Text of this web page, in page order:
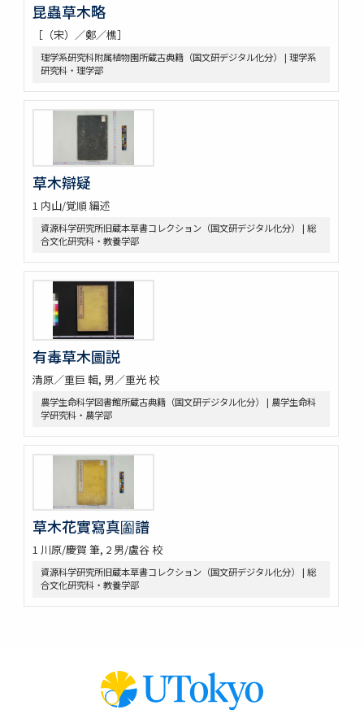
遠西醫方名物考 36巻補遺9巻
延喜式 50巻
資源科学研究所旧蔵本草書コレクション（国文研デジタル化分）
神農本草経
紹興校定經史證類備急本草 / 王繼先[ほか編]
本草綱目 52巻序目1巻圖3巻瀕湖脉學1巻奇經八脉攷1巻脉訣攷證1巻
坿本草綱目拾遺10巻坿本草萬方鍼線8巻 / (明) 李時珍撰輯 ; (清) 呉毓
本草求眞 12巻序目圖1巻 / (清) 黄宮繍纂呈 ; (清) 黄宮黻校訂 ; (清)
黄學昌 [ほか] 校字
本草和名索引
本草從新 18巻總義1巻 / (清) 呉儀洛 [撰]
袖珍鑑本草綱目 / [前田利保著]
三物考
大成真寫譜
紫藤園攷證 / 源翠嶽鑒定
有毒便覧
毒品便覧
田中芳男君七六展覽會記念誌
錦窠翁耋筵誌
錦窠翁九十賀壽博物會誌 / 伊藤篤太郎編
多識會誌
伊藤圭介履歴
救荒本草啓蒙 / 小野蕙蕙口授 ; 小野彦安録
救荒野譜記聞
艸木圖説 / 飯沼慾齋著 ; 田中芳男, 小野職愨増訂
本草圖譜 / 潅園岩崎常正著 ; 飯田藏太郎編纂
本草圖譜 / 岩崎常正著
植物漢名鑑
草木異名集
古今要覽稿 / [屋代弘賢著]
昆蟲草木略
［（宋）／鄭／樵］
理学系研究科附属植物園所蔵古典籍（国文研デジタル化分） | 理学系
研究科・理学部
草木辯疑
1 内山/覚順 編述
資源科学研究所旧蔵本草書コレクション（国文研デジタル化分） | 総
合文化研究科・教養学部
有毒草木圖説
清原／重巨 輯, 男／重光 校
農学生命科学図書館所蔵古典籍（国文研デジタル化分） | 農学生命科
学研究科・農学部
草木花實寫真圗譜
1 川原/慶賀 筆, 2 男/盧谷 校
資源科学研究所旧蔵本草書コレクション（国文研デジタル化分） | 総
合文化研究科・教養学部